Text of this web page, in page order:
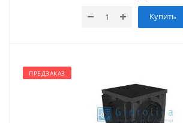
Купить
ПРЕДЗАКАЗ